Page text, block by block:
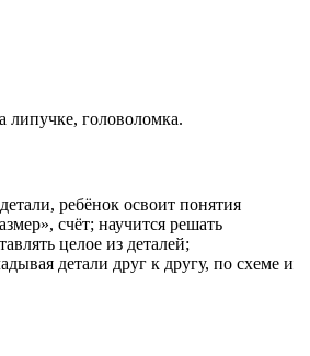
липучке, головоломка.
ребёнок освоит понятия
счёт; научится решать
целое из деталей;
детали друг к другу, по схеме и